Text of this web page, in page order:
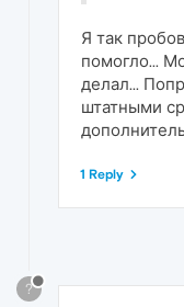
Я так
помогло...
делал...
штатными
1 Reply
?